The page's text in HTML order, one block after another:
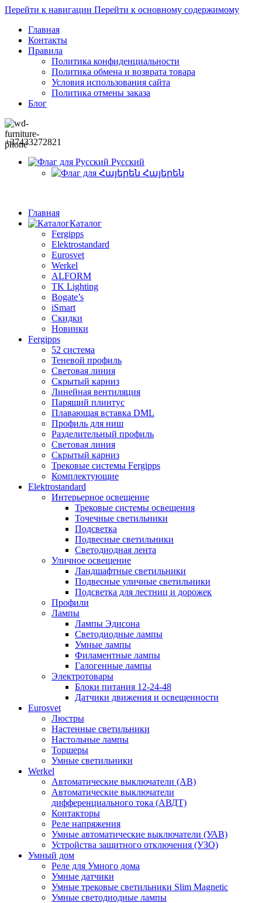
Перейти к навигации Перейти к основному содержимому
Главная
Контакты
Правила
Политика конфиденциальности
Политика обмена и возврата товара
Условия использования сайта
Политика отмены заказа
Блог
+37433272821
Русский
Հայերեն
Главная
Каталог
Fergipps
Elektrostandard
Eurosvet
Werkel
ALFORM
TK Lighting
Bogate’s
iSmart
Скидки
Новинки
Fergipps
52 система
Теневой профиль
Световая линия
Скрытый карниз
Линейная вентиляция
Парящий плинтус
Плавающая вставка DML
Профиль для ниш
Разделительный профиль
Световая линия
Скрытый карниз
Трековые системы Fergipps
Комплектующие
Elektrostandard
Интерьерное освещение
Трековые системы освещения
Точечные светильники
Подсветка
Подвесные светильники
Светодиодная лента
Уличное освещение
Ландшафтные светильники
Подвесные уличные светильники
Подсветка для лестниц и дорожек
Профили
Лампы
Лампы Эдисона
Светодиодные лампы
Умные лампы
Филаментные лампы
Галогенные лампы
Электротовары
Блоки питания 12-24-48
Датчики движения и освещенности
Eurosvet
Люстры
Настенные светильники
Настольные лампы
Торшеры
Умные светильники
Werkel
Автоматические выключатели (АВ)
Автоматические выключатели
дифференциального тока (АВДТ)
Контакторы
Реле напряжения
Умные автоматические выключатели (УАВ)
Устройства защитного отключения (УЗО)
Умный дом
Реле для Умного дома
Умные датчики
Умные трековые светильники Slim Magnetic
Умные светодиодные лампы